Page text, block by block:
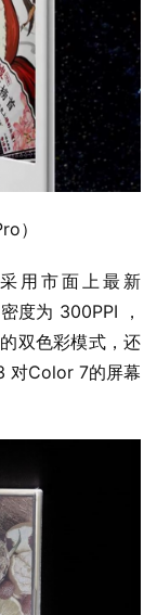
）
用市面上最新
度为 300PPI ，
双色彩模式，还
对Color 7的屏幕